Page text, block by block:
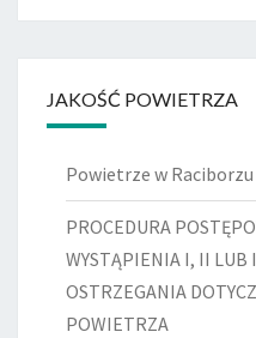
JAKOŚĆ POWIETRZA
Powietrze w Raciborzu
PROCEDURA
WYSTĄPIENIA I, II LUB
OSTRZEGANIA
POWIETRZA